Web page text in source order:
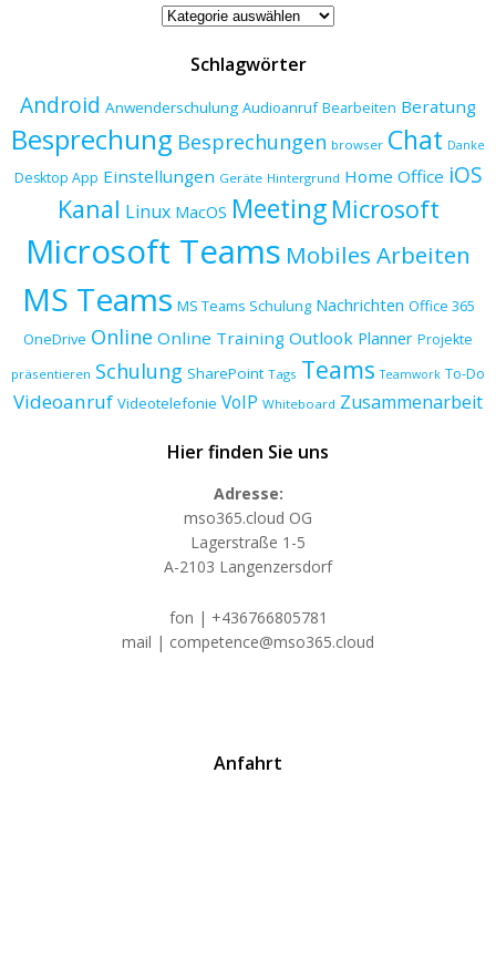
Beitragskategorien
Schlagwörter
Android Anwenderschulung Audioanruf Bearbeiten Beratung
Besprechung Besprechungen browser Chat Danke
Desktop App Einstellungen Geräte Hintergrund Home Office iOS
Kanal Linux MacOS Meeting Microsoft
Microsoft Teams Mobiles Arbeiten
MS Teams MS Teams Schulung Nachrichten Office 365
OneDrive Online Online Training Outlook Planner Projekte
präsentieren Schulung SharePoint Tags Teams Teamwork To-Do
Videoanruf Videotelefonie VoIP Whiteboard Zusammenarbeit
Hier finden Sie uns
Adresse:
mso365.cloud OG
Lagerstraße 1-5
A-2103 Langenzersdorf
fon | +436766805781
mail | competence@mso365.cloud
Anfahrt